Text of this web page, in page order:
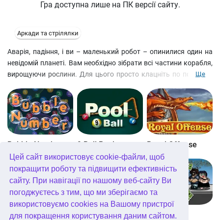
Цей сайт використовує cookie-файли, щоб
покращити роботу та підвищити ефективність
сайту. При навігації по нашому веб-сайту Ви
погоджуєтесь з тим, що ми зберігаємо та
використовуємо cookies на Вашому пристрої
для покращення користування даним сайтом.
Гра доступна лише на ПК версії сайту.
Аркади та стрілялки
Аварія, падіння, і ви – маленький робот – опинилися один на
невідомій планеті. Вам необхідно зібрати всі частини корабля,
вирощуючи рослини. Для цього просто клацніть по потрібній
дозволяють виростити певної висоти рослини. Як мені з
рослинами можна пересувати.
Зберіть також 10 ключів, щоб відкрити редактор рівнів.
Управління:
WASD – рух; рестарт рівня;
m – відключити звук
Ще
Bubble Number 9 Ball Pool Royal Offense
Blockz! Королівство Кітта Go Repo